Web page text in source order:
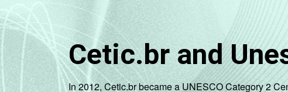
Cetic.br and
In 2012, Cetic.br became a UNESCO Category 2